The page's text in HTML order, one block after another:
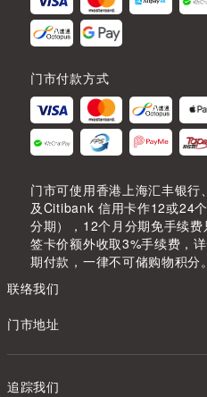
门市付款方式
门市可使用香港上海汇丰银
及Citibank 信用卡作12或24
分期），12个月分期免手续
签卡价额外收取3%手续费，
期付款，一律不可储购物积分。
联络我们
门市地址
追踪我们